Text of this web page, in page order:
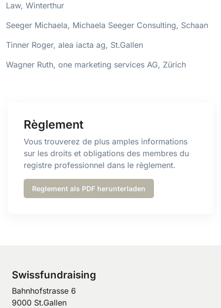
Law, Winterthur
Seeger Michaela, Michaela Seeger Consulting, Schaan
Tinner Roger, alea iacta ag, St.Gallen
Wagner Ruth, one marketing services AG, Zürich
Règlement
Vous trouverez de plus amples informations
sur les droits et obligations des membres du
registre professionnel dans le règlement.
Reglement als PDF herunterladen
Swissfundraising
Bahnhofstrasse 6
9000 St.Gallen